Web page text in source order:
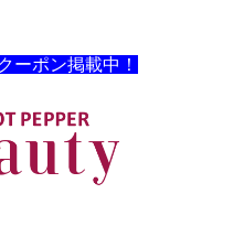
ーポン掲載中！